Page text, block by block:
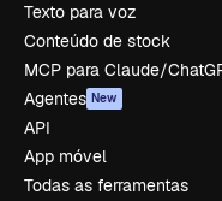
Texto para voz
Conteúdo de stock
MCP para Claude/
Agentes New
API
App móvel
Todas as ferramentas